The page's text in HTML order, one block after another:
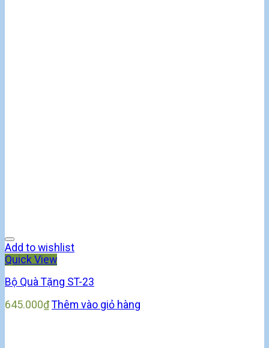
Add to wishlist
Quick View
Bộ Quà Tặng ST-23
645.000₫ Thêm vào giỏ hàng